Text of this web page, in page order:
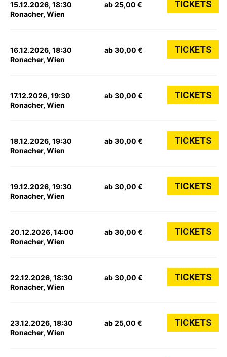
15.12.2026, 18:30
Ronacher, Wien
ab 25,00 € TICKETS
16.12.2026, 18:30
Ronacher, Wien
ab 30,00 € TICKETS
17.12.2026, 19:30
Ronacher, Wien
ab 30,00 € TICKETS
18.12.2026, 19:30
Ronacher, Wien
ab 30,00 € TICKETS
19.12.2026, 19:30
Ronacher, Wien
ab 30,00 € TICKETS
20.12.2026, 14:00
Ronacher, Wien
ab 30,00 € TICKETS
22.12.2026, 18:30
Ronacher, Wien
ab 30,00 € TICKETS
23.12.2026, 18:30
Ronacher, Wien
ab 25,00 € TICKETS